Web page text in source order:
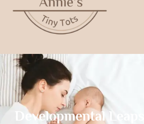
Developmental